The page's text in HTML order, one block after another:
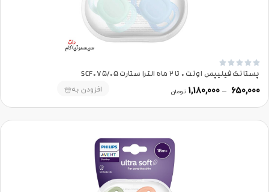





پستانک فیلیپس اونت 0 تا 2 ماه الترا ستارت SCF075/05
650,000
–
1,180,000 تومان افزودن به